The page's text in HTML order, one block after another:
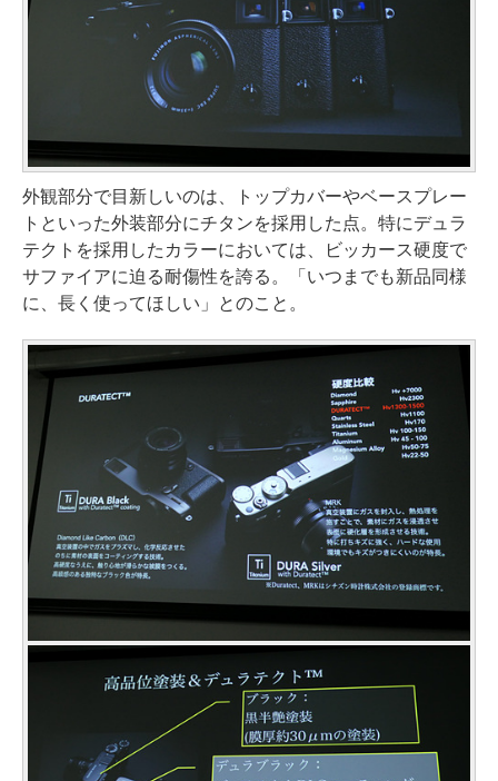
外観部分で目新しいのは、トップカバーやベースプレー
トといった外装部分にチタンを採用した点。特にデュラ
テクトを採用したカラーにおいては、ビッカース硬度で
サファイアに迫る耐傷性を誇る。「いつまでも新品同様
に、長く使ってほしい」とのこと。